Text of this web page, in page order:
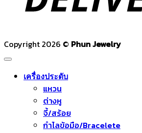
Copyright 2026 © Phun Jewelry
เครื่องประดับ
แหวน
ต่างหู
จี้/สร้อย
กำไลข้อมือ/Bracelete